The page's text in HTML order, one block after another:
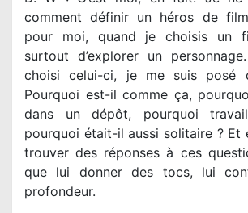
comment définir un héros de
pour moi, quand je choisis un
surtout d’explorer un
choisi celui-ci, je me suis posé
Pourquoi est-il comme ça,
dans un dépôt, pourquoi
pourquoi était-il aussi solitaire ? Et
trouver des réponses à ces
que lui donner des tocs, lui
profondeur.